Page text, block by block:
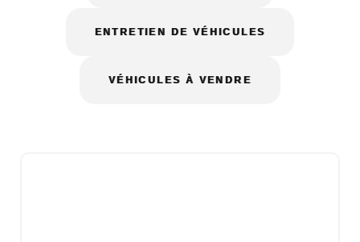
ENTRETIEN DE VÉHICULES
VÉHICULES À VENDRE